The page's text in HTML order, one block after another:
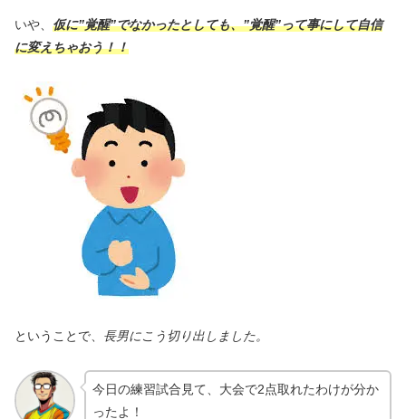
いや、 仮に”覚醒”でなかったとしても、”覚醒”って事にして自信
に変えちゃおう！！
ということで、 長男にこう切り出しました。
今日の練習試合見て、大会で2点取れたわけが分か
ったよ！